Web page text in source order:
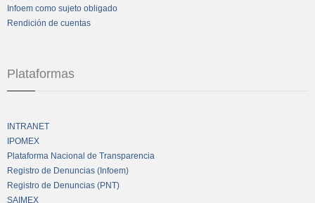
Infoem como sujeto obligado
Rendición de cuentas
Plataformas
INTRANET
IPOMEX
Plataforma Nacional de Transparencia
Registro de Denuncias (Infoem)
Registro de Denuncias (PNT)
SAIMEX